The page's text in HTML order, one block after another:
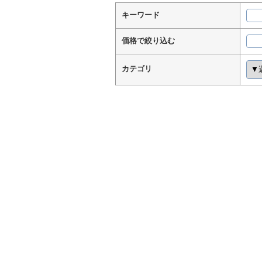
キーワード
価格で絞り込む
カテゴリ